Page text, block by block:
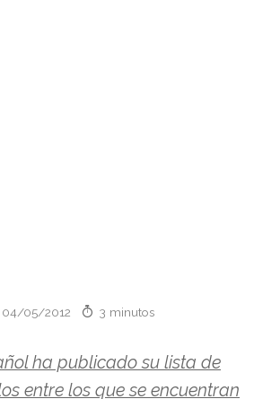
04/05/2012 3 minutos
ha publicado su lista de
entre los que se encuentran